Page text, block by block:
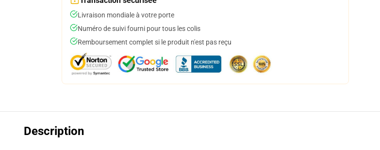
Livraison mondiale à votre porte
Numéro de suivi fourni pour tous les colis
Remboursement complet si le produit n'est pas reçu
Description